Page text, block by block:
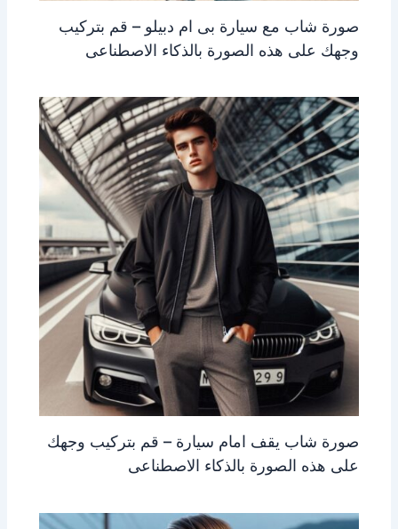
صورة شاب مع سيارة بى ام دبيلو – قم بتركيب
وجهك على هذه الصورة بالذكاء الاصطناعى
صورة شاب يقف امام سيارة – قم بتركيب وجهك
على هذه الصورة بالذكاء الاصطناعى